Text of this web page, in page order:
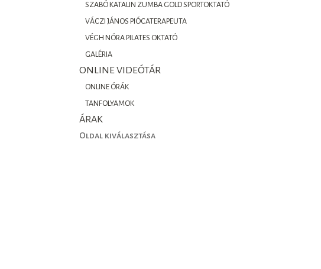
SZABÓ KATALIN ZUMBA GOLD SPORTOKTATÓ
VÁCZI JÁNOS PIÓCATERAPEUTA
VÉGH NÓRA PILATES OKTATÓ
GALÉRIA
ONLINE VIDEÓTÁR
ONLINE ÓRÁK
TANFOLYAMOK
ÁRAK
Oldal kiválasztása